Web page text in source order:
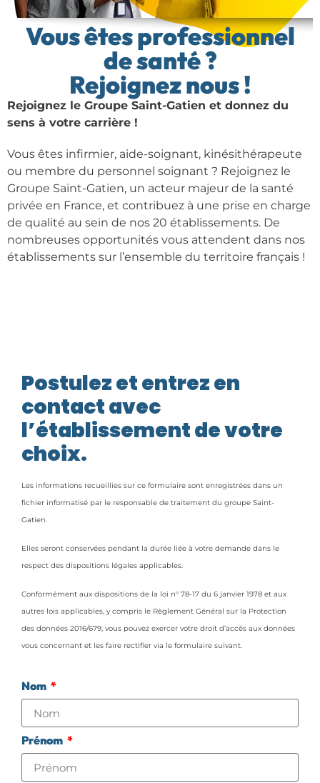
Vous êtes professionnel
de santé ?
Rejoignez nous !
Rejoignez le Groupe Saint-Gatien et donnez du
sens à votre carrière !
Vous êtes infirmier, aide-soignant, kinésithérapeute
ou membre du personnel soignant ? Rejoignez le
Groupe Saint-Gatien, un acteur majeur de la santé
privée en France, et contribuez à une prise en charge
de qualité au sein de nos 20 établissements. De
nombreuses opportunités vous attendent dans nos
établissements sur l’ensemble du territoire français !
Postulez et entrez en
contact avec
l’établissement de votre
choix.
Les informations recueillies sur ce formulaire sont enregistrées dans un
fichier informatisé par le responsable de traitement du groupe Saint-
Gatien.
Elles seront conservées pendant la durée liée à votre demande dans le
respect des dispositions légales applicables.
Conformément aux dispositions de la loi n° 78-17 du 6 janvier 1978 et aux
autres lois applicables, y compris le Règlement Général sur la Protection
des données 2016/679, vous pouvez exercer votre droit d’accès aux données
vous concernant et les faire rectifier via le formulaire suivant.
Nom
Prénom